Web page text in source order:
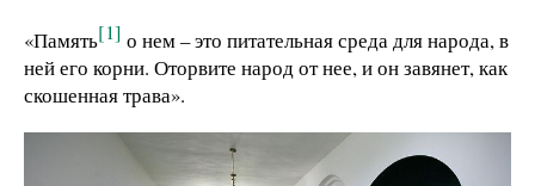
«Память[1] о нем – это питательная среда для народа, в
ней его корни. Оторвите народ от нее, и он завянет, как
скошенная трава».